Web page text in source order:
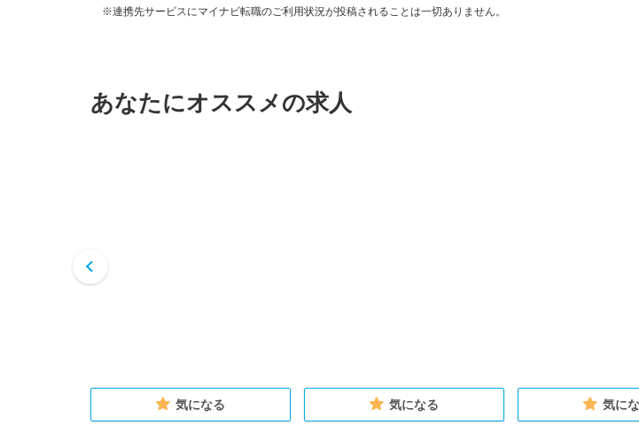
※連携先サービスにマイナビ転職のご利用状況が投稿されることは一切ありません。
あなたにオススメの求人
気になる 気になる 気に